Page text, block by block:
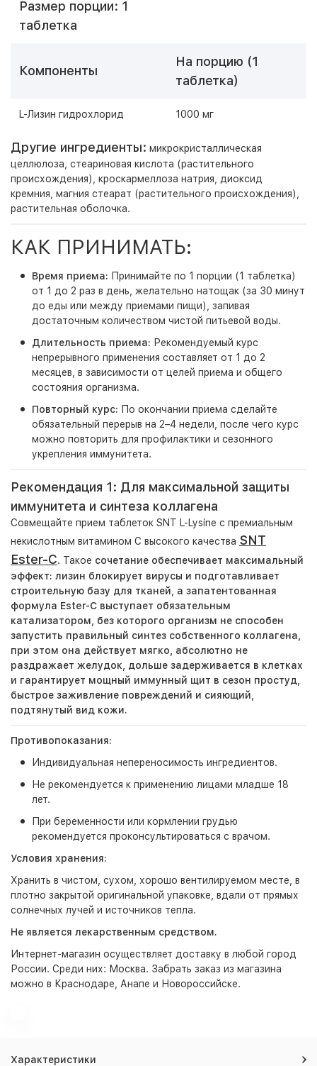
Размер порции: 1
таблетка
Компоненты
На порцию (1
таблетка)
L-Лизин гидрохлорид 1000 мг
Другие ингредиенты: микрокристаллическая
целлюлоза, стеариновая кислота (растительного
происхождения), кроскармеллоза натрия, диоксид
кремния, магния стеарат (растительного происхождения),
растительная оболочка.
КАК ПРИНИМАТЬ:
Время приема: Принимайте по 1 порции (1 таблетка)
от 1 до 2 раз в день, желательно натощак (за 30 минут
до еды или между приемами пищи), запивая
достаточным количеством чистой питьевой воды.
Длительность приема: Рекомендуемый курс
непрерывного применения составляет от 1 до 2
месяцев, в зависимости от целей приема и общего
состояния организма.
Повторный курс: По окончании приема сделайте
обязательный перерыв на 2–4 недели, после чего курс
можно повторить для профилактики и сезонного
укрепления иммунитета.
Рекомендация 1: Для максимальной защиты
иммунитета и синтеза коллагена
Совмещайте прием таблеток SNT L-Lysine с премиальным
некислотным витамином С высокого качества SNT
Ester-C. Такое сочетание обеспечивает максимальный
эффект: лизин блокирует вирусы и подготавливает
строительную базу для тканей, а запатентованная
формула Ester-C выступает обязательным
катализатором, без которого организм не способен
запустить правильный синтез собственного коллагена,
при этом она действует мягко, абсолютно не
раздражает желудок, дольше задерживается в клетках
и гарантирует мощный иммунный щит в сезон простуд,
быстрое заживление повреждений и сияющий,
подтянутый вид кожи.
Противопоказания:
Индивидуальная непереносимость ингредиентов.
Не рекомендуется к применению лицами младше 18
лет.
При беременности или кормлении грудью
рекомендуется проконсультироваться с врачом.
Условия хранения:
Хранить в чистом, сухом, хорошо вентилируемом месте, в
плотно закрытой оригинальной упаковке, вдали от прямых
солнечных лучей и источников тепла.
Не является лекарственным средством.
Интернет-магазин осуществляет доставку в любой город
России. Среди них: Москва. Забрать заказ из магазина
можно в Краснодаре, Анапе и Новороссийске.
Характеристики